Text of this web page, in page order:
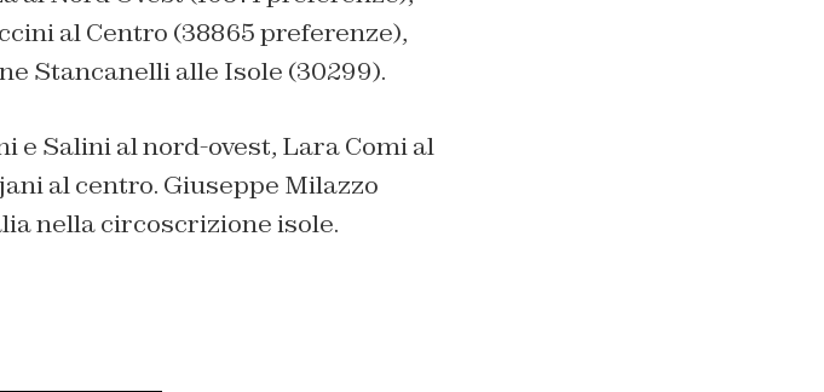
al Centro (38865 preferenze),
Stancanelli alle Isole (30299).
e Salini al nord-ovest, Lara Comi al
al centro. Giuseppe Milazzo
nella circoscrizione isole.